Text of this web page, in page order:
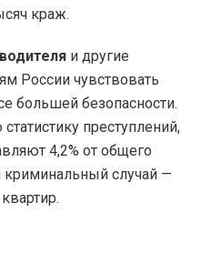
краж.
и другие
России чувствовать
большей безопасности.
преступлений,
4,2% от общего
криминальный случай —